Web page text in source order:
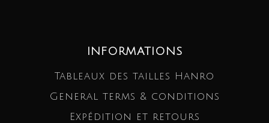
INFORMATIONS
Tableaux des tailles Hanro
General terms & conditions
Expédition et retours